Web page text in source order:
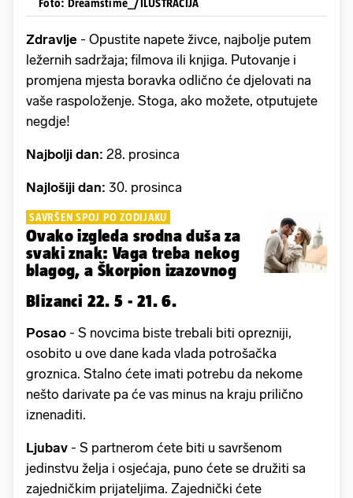
Foto: Dreamstime_/ILUSTRACIJA
Zdravlje - Opustite napete živce, najbolje putem
ležernih sadržaja; filmova ili knjiga. Putovanje i
promjena mjesta boravka odlično će djelovati na
vaše raspoloženje. Stoga, ako možete, otputujete
negdje!
Najbolji dan: 28. prosinca
Najlošiji dan: 30. prosinca
SAVRŠEN SPOJ PO ZODIJAKU
Ovako izgleda srodna duša za
svaki znak: Vaga treba nekog
blagog, a Škorpion izazovnog
Blizanci 22. 5 - 21. 6.
Posao - S novcima biste trebali biti oprezniji,
osobito u ove dane kada vlada potrošačka
groznica. Stalno ćete imati potrebu da nekome
nešto darivate pa će vas minus na kraju prilično
iznenaditi.
Ljubav - S partnerom ćete biti u savršenom
jedinstvu želja i osjećaja, puno ćete se družiti sa
zajedničkim prijateljima. Zajednički ćete